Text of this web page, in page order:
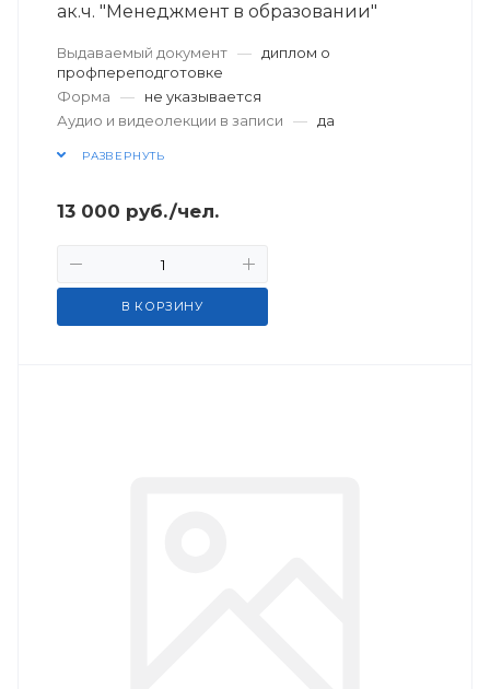
ак.ч. "Менеджмент в образовании"
Выдаваемый документ —
диплом о
профпереподготовке
Форма
—
не указывается
Аудио и видеолекции в записи
— да
РАЗВЕРНУТЬ
13 000 руб./чел.
В КОРЗИНУ